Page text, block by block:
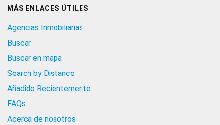
MÁS ENLACES ÚTILES
Agencias Inmobiliarias
Buscar
Buscar en mapa
Search by Distance
Añadido Recientemente
FAQs
Acerca de nosotros